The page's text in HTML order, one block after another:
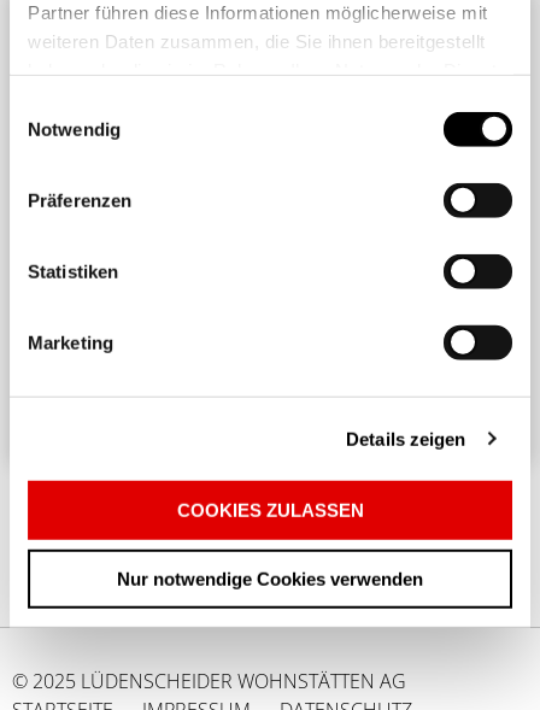
Partner führen diese Informationen möglicherweise mit
weiteren Daten zusammen, die Sie ihnen bereitgestellt
Cookies, wenn Sie unsere Webseite weiterhin nutzen.
Notwendig
Präferenzen
Statistiken
Marketing
Details zeigen
COOKIES ZULASSEN
Nur notwendige Cookies verwenden
Harmonisches Wohnen untereinander
in einem Mehrparteienhaus erfordert
Rücksichtnahme und Achtsamkeit. ...
ANFRAGELISTE
© 2025 LÜDENSCHEIDER WOHNSTÄTTEN AG